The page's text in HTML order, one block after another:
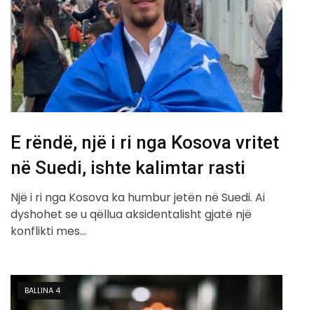
E rëndë, një i ri nga Kosova vritet
në Suedi, ishte kalimtar rasti
Një i ri nga Kosova ka humbur jetën në Suedi. Ai
dyshohet se u qëllua aksidentalisht gjatë një
konflikti mes…
BALLINA 4